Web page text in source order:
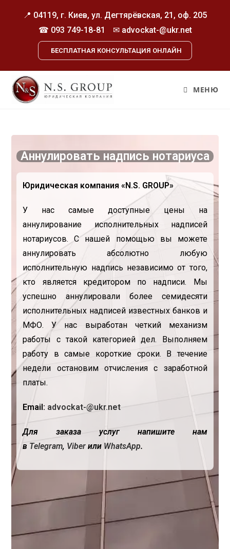
📍 04119, г. Киев, ул. Дегтярёвская, 21, оф. 205
☎ 093 749-18-81 ✉ advockat-@ukr.net
БЕСПЛАТНАЯ КОНСУЛЬТАЦИЯ ОНЛАЙН
МЕНЮ
Аннулировать надпись нотариуса
Юридическая компания «N.S. GROUP»
У нас самые доступные цены на
аннулирование исполнительных надписей
нотариусов. С нашей помощью вы можете
аннулировать абсолютно любую
исполнительную надпись независимо от того,
кто является кредитором по надписи. Мы
успешно аннулировали более семидесяти
исполнительных надписей известных банков и
МФО. У нас выработан четкий механизм
работы с такой категорией дел. Выполняем
работу в самые короткие сроки. В течение
недели остановим отчисления с заработной
платы.
Еmail: advockat-@ukr.net
Для заказа услуг напишите нам
в Telegram, Viber или WhatsApp.